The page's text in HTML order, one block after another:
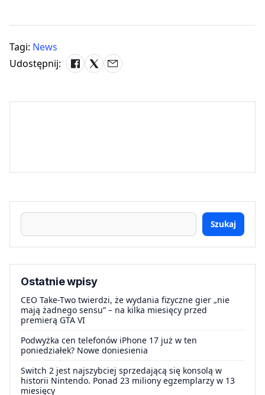
Tagi: News
Udostępnij:
Szukaj
Ostatnie wpisy
CEO Take-Two twierdzi, że wydania fizyczne gier „nie
mają żadnego sensu” – na kilka miesięcy przed
premierą GTA VI
Podwyżka cen telefonów iPhone 17 już w ten
poniedziałek? Nowe doniesienia
Switch 2 jest najszybciej sprzedającą się konsolą w
historii Nintendo. Ponad 23 miliony egzemplarzy w 13
miesięcy